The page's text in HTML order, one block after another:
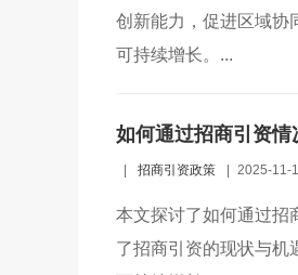
创新能力，促进区域协
可持续增长。...
如何通过招商引资情
招商引资政策 2025-11-
本文探讨了如何通过招
了招商引资的现状与机